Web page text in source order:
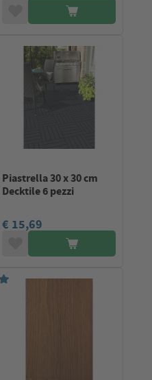
Piastrella 30 x 30 cm
Decktile 6 pezzi
€ 15,69